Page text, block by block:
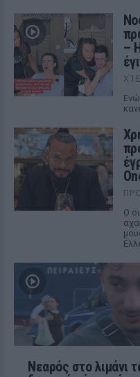
–
Ενώ
Ο
Νεαρός στο λιμάνι